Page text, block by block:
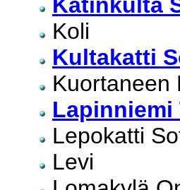
Koli
Kultakatti
Kuortaneen
Lapinniemi
Lepokatti
Levi